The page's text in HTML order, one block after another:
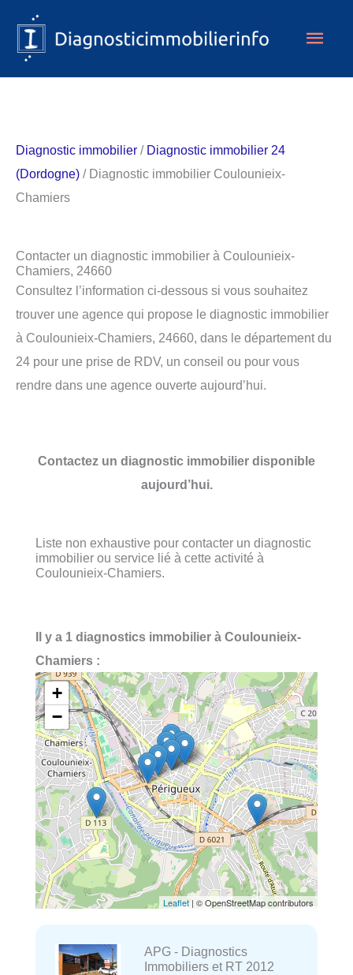
contenu
Diagnostic immobilier / Diagnostic immobilier 24
(Dordogne) / Diagnostic immobilier Coulounieix-
Chamiers
Contacter un diagnostic immobilier à Coulounieix-
Chamiers, 24660
Consultez l’information ci-dessous si vous souhaitez
trouver une agence qui propose le diagnostic immobilier
à Coulounieix-Chamiers, 24660, dans le département du
24 pour une prise de RDV, un conseil ou pour vous
rendre dans une agence ouverte aujourd’hui.
Contactez un diagnostic immobilier disponible
aujourd’hui.
Liste non exhaustive pour contacter un diagnostic
immobilier ou service lié à cette activité à
Coulounieix-Chamiers.
Il y a 1 diagnostics immobilier à Coulounieix-
Chamiers :
+
−
Leaflet| © OpenStreetMap contributors
APG - Diagnostics
Immobiliers et RT 2012